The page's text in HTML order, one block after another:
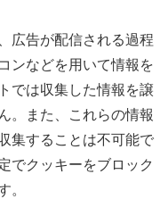
広告が配信される過程
ンなどを用いて情報を
では収集した情報を譲
。また、これらの情報
集することは不可能で
でクッキーをブロック
。